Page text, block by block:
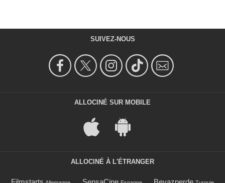
SUIVEZ-NOUS
ALLOCINÉ SUR MOBILE
ALLOCINÉ À L'ÉTRANGER